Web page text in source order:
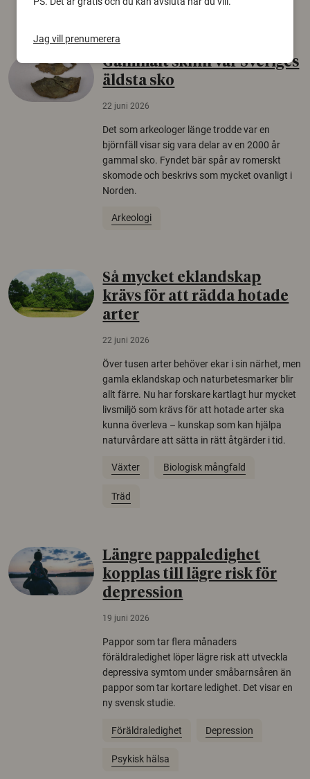
Säkerhetspolitik
Gammalt skinn var Sveriges
äldsta sko
22 juni 2026
Det som arkeologer länge trodde var en
björnfäll visar sig vara delar av en 2000 år
gammal sko. Fyndet bär spår av romerskt
skomode och beskrivs som mycket ovanligt i
Norden.
Arkeologi
Så mycket eklandskap
krävs för att rädda hotade
arter
22 juni 2026
Över tusen arter behöver ekar i sin närhet, men
gamla eklandskap och naturbetesmarker blir
allt färre. Nu har forskare kartlagt hur mycket
livsmiljö som krävs för att hotade arter ska
kunna överleva – kunskap som kan hjälpa
naturvårdare att sätta in rätt åtgärder i tid.
Växter Biologisk mångfald
Träd
Längre pappaledighet
kopplas till lägre risk för
depression
19 juni 2026
Pappor som tar flera månaders
föräldraledighet löper lägre risk att utveckla
depressiva symtom under småbarnsåren än
pappor som tar kortare ledighet. Det visar en
ny svensk studie.
Föräldraledighet Depression
Psykisk hälsa
Jag vill prenumerera